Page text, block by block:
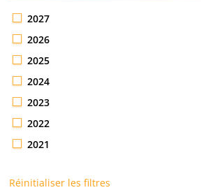
2027
2026
2025
2024
2023
2022
2021
Réinitialiser les filtres